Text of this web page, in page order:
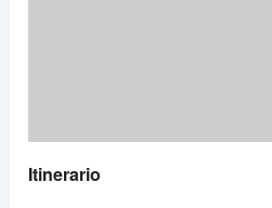
Itinerario